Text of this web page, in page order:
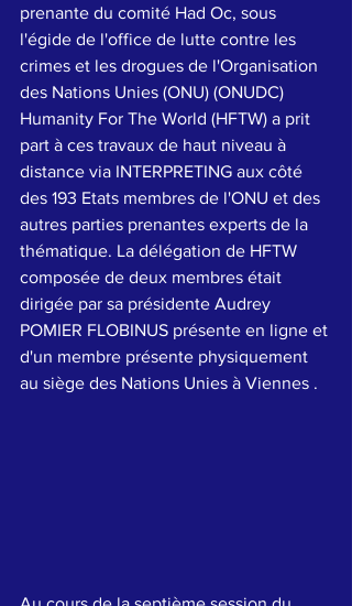
prenante du comité Had Oc, sous
l'égide de l'office de lutte contre les
crimes et les drogues de l'Organisation
des Nations Unies (ONU) (ONUDC)
Humanity For The World (HFTW) a prit
part à ces travaux de haut niveau à
distance via INTERPRETING aux côté
des 193 Etats membres de l'ONU et des
autres parties prenantes experts de la
thématique. La délégation de HFTW
composée de deux membres était
dirigée par sa présidente Audrey
POMIER FLOBINUS présente en ligne et
d'un membre présente physiquement
au siège des Nations Unies à Viennes .